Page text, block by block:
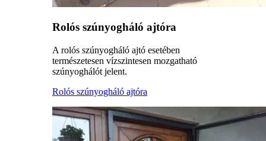
Rolós szúnyogháló ajtóra
A rolós szúnyogháló ajtó esetében
természetesen vízszintesen mozgatható
szúnyoghálót jelent.
Rolós szúnyogháló ajtóra